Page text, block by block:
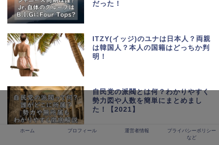
だった！
ITZY(イッジ)のユナは日本人？両親
は韓国人？本人の国籍はどっちか判
明！
自民党の派閥とは何？わかりやすく
勢力図や人数を簡単にまとめまし
た！【2021】
ホーム プロフィール 運営者情報
プライバシーポリシー
など